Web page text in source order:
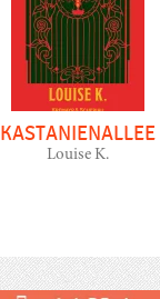
KASTANIENALLEE
Louise K.